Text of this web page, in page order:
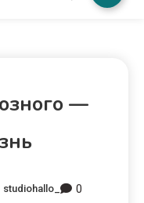
—
studiohallo_ 0